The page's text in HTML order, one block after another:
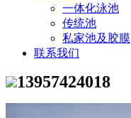
一体化泳池
传统池
私家池及胶膜
联系我们
13957424018